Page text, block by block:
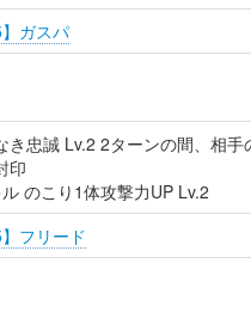
ガスパ
き忠誠 Lv.2 2ターンの間、相
印
のこり1体攻撃力UP Lv.2
フリード